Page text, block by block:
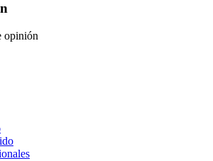
opinión